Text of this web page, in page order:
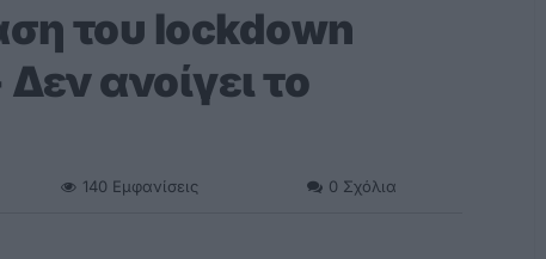
του lockdown
ανοίγει το
140 Εμφανίσεις 0 Σχόλια